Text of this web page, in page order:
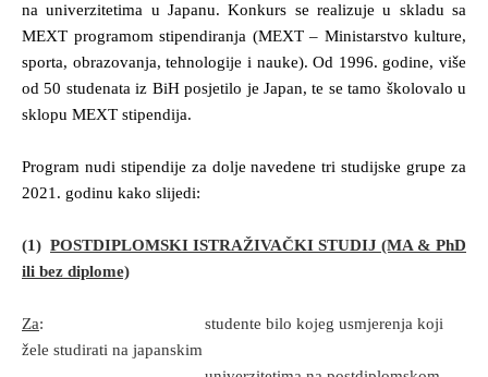
na univerzitetima u Japanu. Konkurs se realizuje u skladu sa
MEXT programom stipendiranja (MEXT – Ministarstvo kulture,
sporta, obrazovanja, tehnologije i nauke). Od 1996. godine, više
od 50 studenata iz BiH posjetilo je Japan, te se tamo školovalo u
sklopu MEXT stipendija.
Program nudi stipendije za dolje navedene tri studijske grupe za
2021. godinu kako slijedi:
(1) POSTDIPLOMSKI ISTRAŽIVAČKI STUDIJ (MA & PhD
ili bez diplome)
Za: studente bilo kojeg usmjerenja koji
žele studirati na japanskim